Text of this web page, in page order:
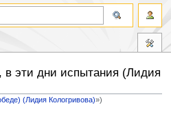
в эти дни испытания (Лидия
(Лидия Кологривова)»)